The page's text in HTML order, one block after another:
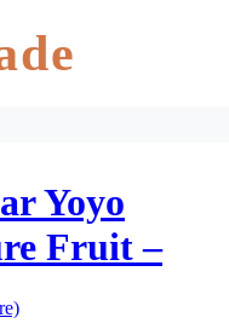
Yoyo
Fruit –
–